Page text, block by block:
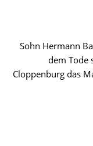
Sohn Hermann
dem Tode
Cloppenburg das